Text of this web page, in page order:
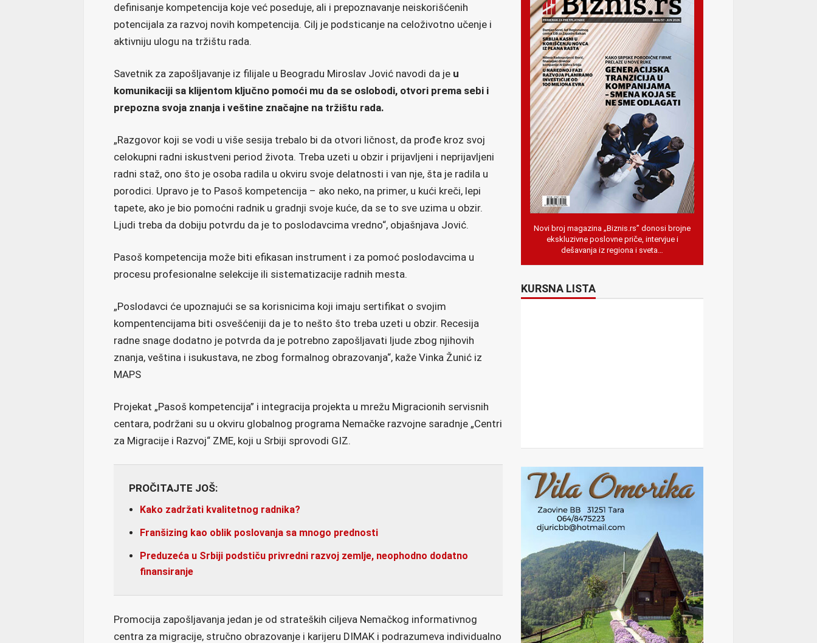
definisanje kompetencija koje već poseduje, ali i prepoznavanje neiskorišćenih
potencijala za razvoj novih kompetencija. Cilj je podsticanje na celoživotno učenje i
aktivniju ulogu na tržištu rada.
Savetnik za zapošljavanje iz filijale u Beogradu Miroslav Jović navodi da je u
komunikaciji sa klijentom ključno pomoći mu da se oslobodi, otvori prema sebi i
prepozna svoja znanja i veštine značajne na tržištu rada.
„Razgovor koji se vodi u više sesija trebalo bi da otvori ličnost, da prođe kroz svoj
celokupni radni iskustveni period života. Treba uzeti u obzir i prijavljeni i neprijavljeni
radni staž, ono što je osoba radila u okviru svoje delatnosti i van nje, šta je radila u
porodici. Upravo je to Pasoš kompetencija – ako neko, na primer, u kući kreči, lepi
tapete, ako je bio pomoćni radnik u gradnji svoje kuće, da se to sve uzima u obzir.
Ljudi treba da dobiju potvrdu da je to poslodavcima vredno“, objašnjava Jović.
Pasoš kompetencija može biti efikasan instrument i za pomoć poslodavcima u
procesu profesionalne selekcije ili sistematizacije radnih mesta.
„Poslodavci će upoznajući se sa korisnicima koji imaju sertifikat o svojim
kompentencijama biti osvešćeniji da je to nešto što treba uzeti u obzir. Recesija
radne snage dodatno je potvrda da je potrebno zapošljavati ljude zbog njihovih
znanja, veština i isukustava, ne zbog formalnog obrazovanja“, kaže Vinka Žunić iz
MAPS
Projekat „Pasoš kompetencija” i integracija projekta u mrežu Migracionih servisnih
centara, podržani su u okviru globalnog programa Nemačke razvojne saradnje „Centri
za Migracije i Razvoj“ ZME, koji u Srbiji sprovodi GIZ.
PROČITAJTE JOŠ:
Kako zadržati kvalitetnog radnika?
Franšizing kao oblik poslovanja sa mnogo prednosti
Preduzeća u Srbiji podstiču privredni razvoj zemlje, neophodno dodatno
finansiranje
Promocija zapošljavanja jedan je od strateških ciljeva Nemačkog informativnog
centra za migracije, stručno obrazovanje i karijeru DIMAK i podrazumeva individualno
Novi broj magazina „Biznis.rs” donosi brojne
ekskluzivne poslovne priče, intervjue i
dešavanja iz regiona i sveta…
KURSNA LISTA